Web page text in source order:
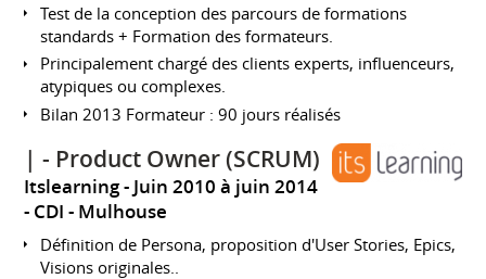
Test de la conception des parcours de formations
standards + Formation des formateurs.
Principalement chargé des clients experts, influenceurs,
atypiques ou complexes.
Bilan 2013 Formateur : 90 jours réalisés
| - Product Owner (SCRUM)
Itslearning
Juin 2010 à juin 2014
CDI
Mulhouse
Définition de Persona, proposition d'User Stories, Epics,
Visions originales..